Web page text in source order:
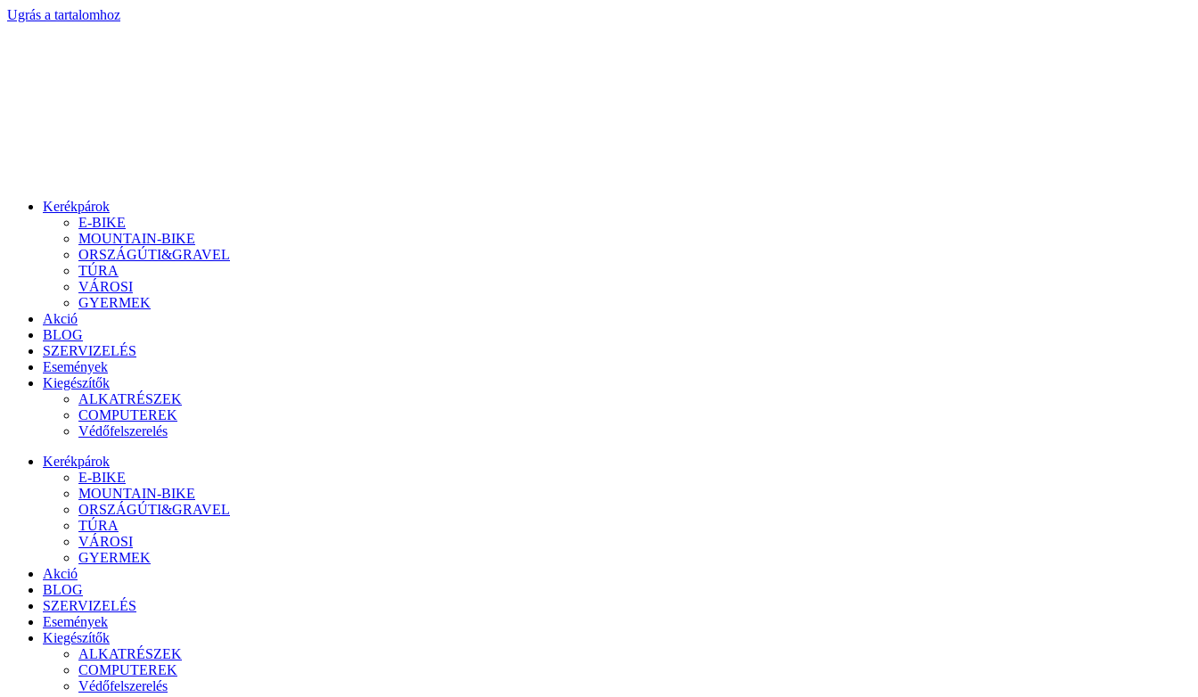
Ugrás a tartalomhoz
Kerékpárok
E-BIKE
MOUNTAIN-BIKE
ORSZÁGÚTI&GRAVEL
TÚRA
VÁROSI
GYERMEK
Akció
BLOG
SZERVIZELÉS
Események
Kiegészítők
ALKATRÉSZEK
COMPUTEREK
Védőfelszerelés
Kerékpárok
E-BIKE
MOUNTAIN-BIKE
ORSZÁGÚTI&GRAVEL
TÚRA
VÁROSI
GYERMEK
Akció
BLOG
SZERVIZELÉS
Események
Kiegészítők
ALKATRÉSZEK
COMPUTEREK
Védőfelszerelés